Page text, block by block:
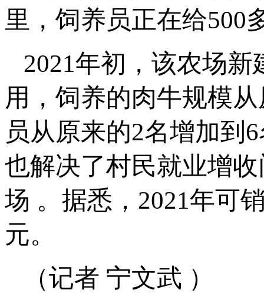
里，饲养员正在给500
2021年初，该农场
用，饲养的肉牛规模
员从原来的2名增加到
也解决了村民就业增
场 。据悉，2021年可
元。
（记者 宁文武 ）